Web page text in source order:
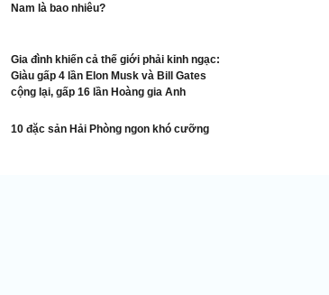
Nam là bao nhiêu?
Gia đình khiến cả thế giới phải kinh ngạc:
Giàu gấp 4 lần Elon Musk và Bill Gates
cộng lại, gấp 16 lần Hoàng gia Anh
10 đặc sản Hải Phòng ngon khó cưỡng